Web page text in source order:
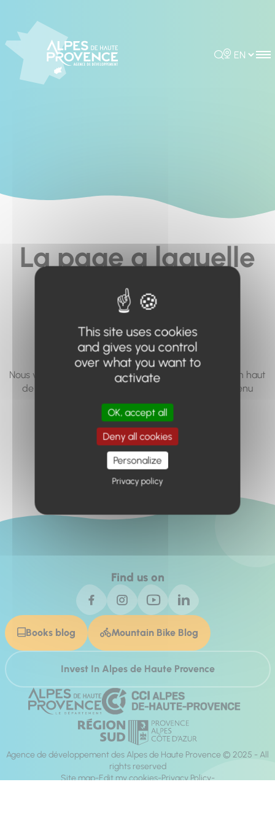
Rechercher
Choisir la
La page a laquelle
vous cherchez à
accéder n'existe
pas... ou plus.
Nous vous invitons à utiliser le moteur de recherche en haut
de page, ou à utiliser le menu pour trouver le contenu
recherché.
Retour à l'accueil
Find us on
Books blog Mountain Bike Blog
Invest In Alpes de Haute Provence
Agence de développement des Alpes de Haute Provence © 2025 - All
rights reserved
Site map Edit my cookies Privacy Policy
This site uses cookies
and gives you control
over what you want to
activate
OK, accept all
Deny all cookies
Personalize
Privacy policy